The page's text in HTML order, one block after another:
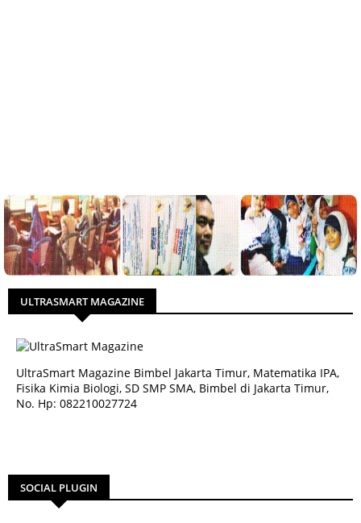
ULTRASMART MAGAZINE
UltraSmart Magazine Bimbel Jakarta Timur, Matematika IPA,
Fisika Kimia Biologi, SD SMP SMA, Bimbel di Jakarta Timur,
No. Hp: 082210027724
SOCIAL PLUGIN